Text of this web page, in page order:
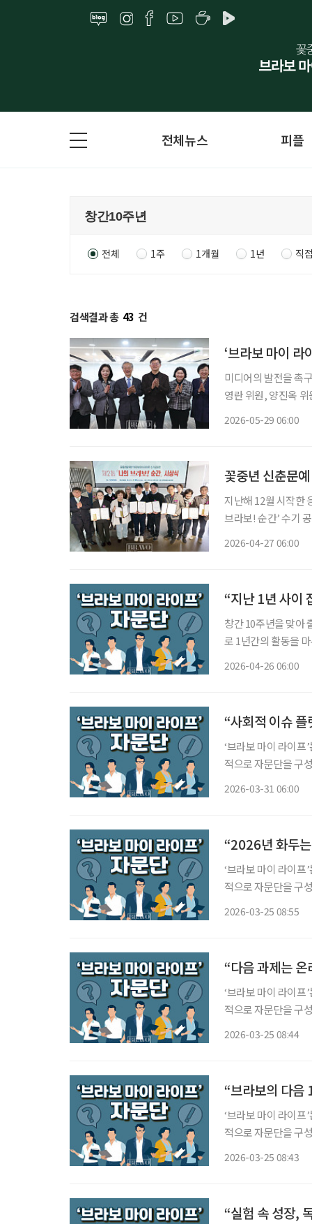
전체뉴스 피플
전체 1주 1개월 1년 직
검색결과 총 43 건
‘브라보 마이 라
미디어의 발전을 촉
영란 위원, 양진옥 위
2026-05-29 06:00
꽃중년 신춘문
지난해 12월 시작한
브라보! 순간’ 수기 공모전이 모든 일정을 마무리하며 유종의 미를
2026-04-27 06:00
“지난 1년 사이
창간 10주년을 맞아
로 1년간의 활동을 마무리했다. ‘브라보 마이 라이프’는
2026-04-26 06:00
“사회적 이슈
‘브라보 마이 라이
적으로 자문단을 구
2026-03-31 06:00
“2026년 화두
‘브라보 마이 라이
적으로 자문단을 구
2026-03-25 08:55
“다음 과제는
‘브라보 마이 라이
적으로 자문단을 구
2026-03-25 08:44
“브라보의 다음
‘브라보 마이 라이
적으로 자문단을 구
2026-03-25 08:43
“실험 속 성장,